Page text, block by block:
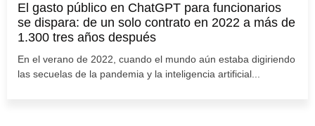
El gasto público en ChatGPT para funcionarios
se dispara: de un solo contrato en 2022 a más de
1.300 tres años después
En el verano de 2022, cuando el mundo aún estaba digiriendo
las secuelas de la pandemia y la inteligencia artificial...